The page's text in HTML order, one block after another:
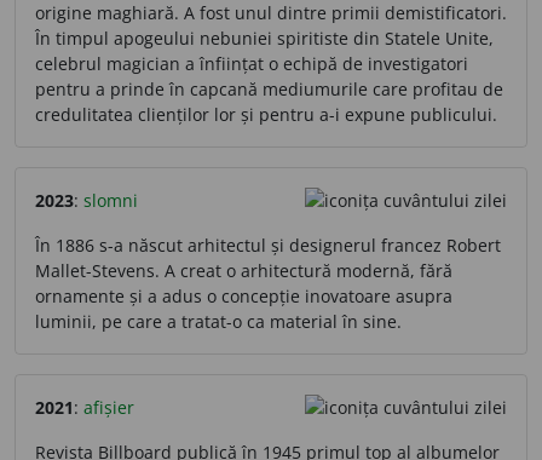
origine maghiară. A fost unul dintre primii demistificatori.
În timpul apogeului nebuniei spiritiste din Statele Unite,
celebrul magician a înființat o echipă de investigatori
pentru a prinde în capcană mediumurile care profitau de
credulitatea clienților lor și pentru a-i expune publicului.
2023: slomni
În 1886 s-a născut arhitectul și designerul francez Robert
Mallet-Stevens. A creat o arhitectură modernă, fără
ornamente și a adus o concepție inovatoare asupra
luminii, pe care a tratat-o ca material în sine.
2021: afișier
Revista Billboard publică în 1945 primul top al albumelor